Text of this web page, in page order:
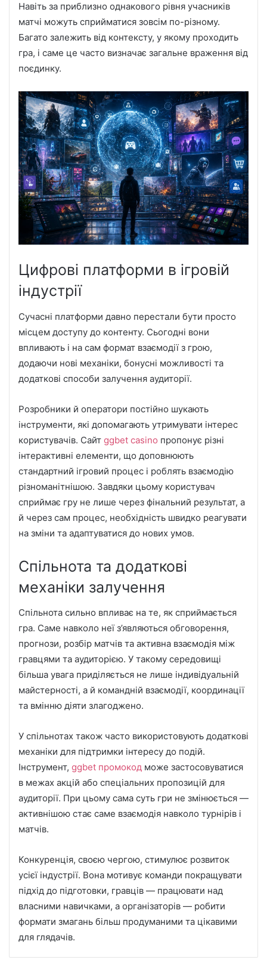
Навіть за приблизно однакового рівня учасників
матчі можуть сприйматися зовсім по-різному.
Багато залежить від контексту, у якому проходить
гра, і саме це часто визначає загальне враження від
поєдинку.
Цифрові платформи в ігровій
індустрії
Сучасні платформи давно перестали бути просто
місцем доступу до контенту. Сьогодні вони
впливають і на сам формат взаємодії з грою,
додаючи нові механіки, бонусні можливості та
додаткові способи залучення аудиторії.
Розробники й оператори постійно шукають
інструменти, які допомагають утримувати інтерес
користувачів. Сайт ggbet casino пропонує різні
інтерактивні елементи, що доповнюють
стандартний ігровий процес і роблять взаємодію
різноманітнішою. Завдяки цьому користувач
сприймає гру не лише через фінальний результат, а
й через сам процес, необхідність швидко реагувати
на зміни та адаптуватися до нових умов.
Спільнота та додаткові
механіки залучення
Спільнота сильно впливає на те, як сприймається
гра. Саме навколо неї з’являються обговорення,
прогнози, розбір матчів та активна взаємодія між
гравцями та аудиторією. У такому середовищі
більша увага приділяється не лише індивідуальній
майстерності, а й командній взаємодії, координації
та вмінню діяти злагоджено.
У спільнотах також часто використовують додаткові
механіки для підтримки інтересу до подій.
Інструмент, ggbet промокод може застосовуватися
в межах акцій або спеціальних пропозицій для
аудиторії. При цьому сама суть гри не змінюється —
активнішою стає саме взаємодія навколо турнірів і
матчів.
Конкуренція, своєю чергою, стимулює розвиток
усієї індустрії. Вона мотивує команди покращувати
підхід до підготовки, гравців — працювати над
власними навичками, а організаторів — робити
формати змагань більш продуманими та цікавими
для глядачів.